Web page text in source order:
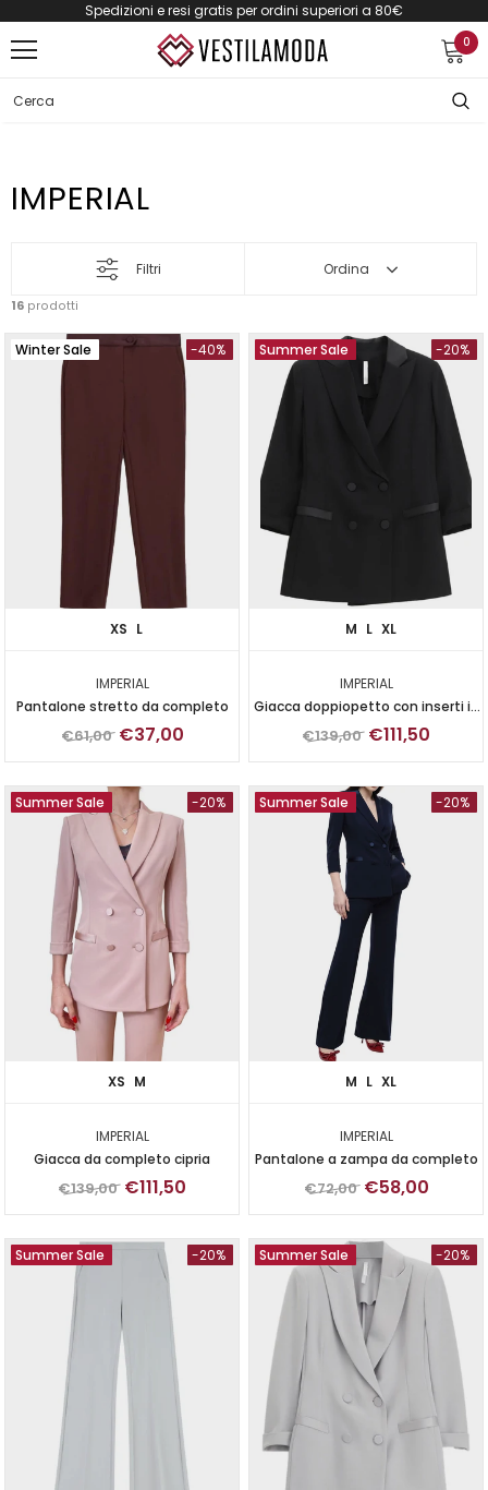
Spedizioni e resi gratis per ordini superiori a 80€
0
IMPERIAL
Filtri Ordina
16 prodotti
Winter Sale -40%
XS L
IMPERIAL
Pantalone stretto da completo
€61,00 €37,00
Summer Sale -20%
M L XL
IMPERIAL
Giacca doppiopetto con inserti in
raso
€139,00 €111,50
Summer Sale -20%
XS M
IMPERIAL
Giacca da completo cipria
€139,00 €111,50
Summer Sale -20%
M L XL
IMPERIAL
Pantalone a zampa da completo
€72,00 €58,00
Summer Sale -20% Summer Sale -20%